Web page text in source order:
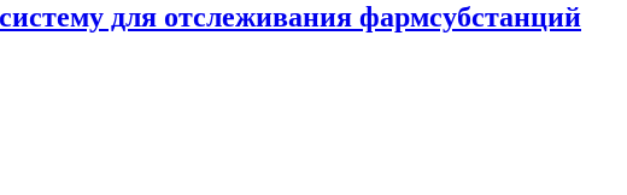
для отслеживания фармсубстанций